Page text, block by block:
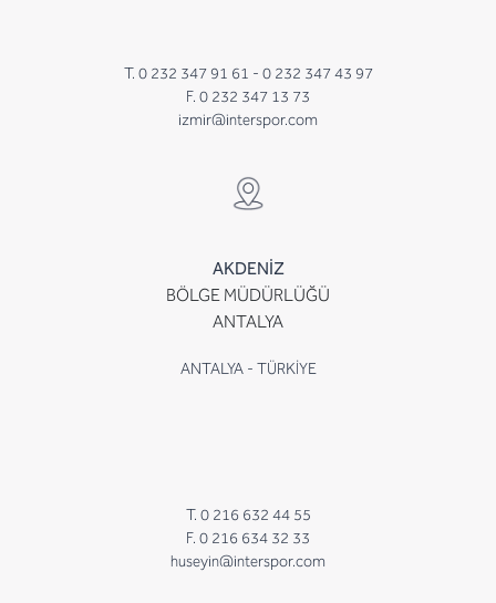
T. 0 232 347 91 61 - 0 232 347 43 97
F. 0 232 347 13 73
izmir@interspor.com
AKDENİZ
BÖLGE MÜDÜRLÜĞÜ
ANTALYA
ANTALYA - TÜRKİYE
T. 0 216 632 44 55
F. 0 216 634 32 33
huseyin@interspor.com